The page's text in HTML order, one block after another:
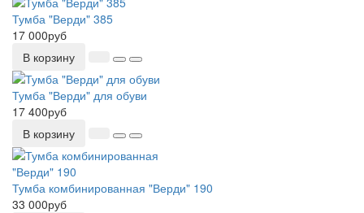
Тумба "Верди" 385
17 000руб
В корзину
Тумба "Верди" для обуви
17 400руб
В корзину
Тумба комбинированная "Верди" 190
33 000руб